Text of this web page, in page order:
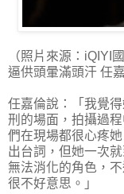
（照片來源：iQIYI
逼供頭暈滿頭汗 任
任嘉倫說：「我覺
刑的場面，拍攝過
們在現場都很心疼
出台詞，但她一次
無法消化的角色，
很不好意思。」